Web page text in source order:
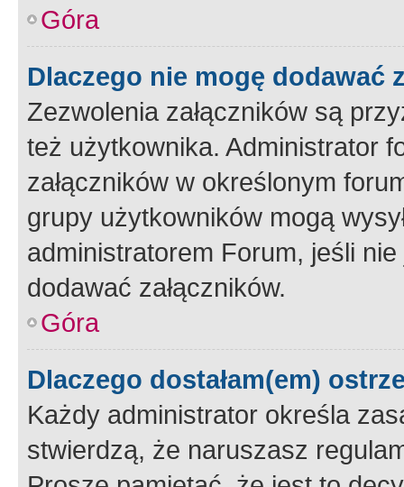
Góra
Dlaczego nie mogę dodawać
Zezwolenia załączników są
też użytkownika. Administrator
załączników w określonym
grupy użytkowników mogą
administratorem Forum, jeśli
dodawać załączników.
Góra
Dlaczego dostałam(em)
Każdy administrator określa
stwierdzą, że naruszasz